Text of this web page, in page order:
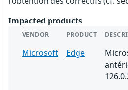
Impacted products
VENDOR PRODUCT
Microsoft Edge